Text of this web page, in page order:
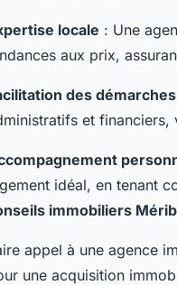
locale : Une
aux prix,
des démarches
et financiers,
idéal, en tenant
immobiliers
appel à une agence
une acquisition